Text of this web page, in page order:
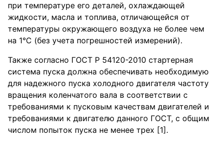
при температуре его деталей, охлаждающей
жидкости, масла и топлива, отличающейся от
температуры окружающего воздуха не более чем
на 1°С (без учета погрешностей измерений).
Также согласно ГОСТ Р 54120-2010 стартерная
система пуска должна обеспечивать необходимую
для надежного пуска холодного двигателя частоту
вращения коленчатого вала в соответствии с
требованиями к пусковым качествам двигателей и
требованиями к двигателю данного ГОСТ, с общим
числом попыток пуска не менее трех [1].